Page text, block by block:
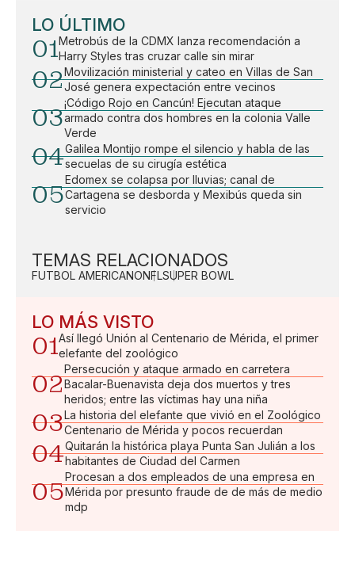
LO ÚLTIMO
01Metrobús de la CDMX lanza recomendación a
Harry Styles tras cruzar calle sin mirar
02Movilización ministerial y cateo en Villas de San
José genera expectación entre vecinos
03
¡Código Rojo en Cancún! Ejecutan ataque
armado contra dos hombres en la colonia Valle
Verde
04Galilea Montijo rompe el silencio y habla de las
secuelas de su cirugía estética
05
Edomex se colapsa por lluvias; canal de
Cartagena se desborda y Mexibús queda sin
servicio
TEMAS RELACIONADOS
FUTBOL AMERICANONFLSUPER BOWL
LO MÁS VISTO
01Así llegó Unión al Centenario de Mérida, el primer
elefante del zoológico
02
Persecución y ataque armado en carretera
Bacalar-Buenavista deja dos muertos y tres
heridos; entre las víctimas hay una niña
03La historia del elefante que vivió en el Zoológico
Centenario de Mérida y pocos recuerdan
04Quitarán la histórica playa Punta San Julián a los
habitantes de Ciudad del Carmen
05
Procesan a dos empleados de una empresa en
Mérida por presunto fraude de de más de medio
mdp